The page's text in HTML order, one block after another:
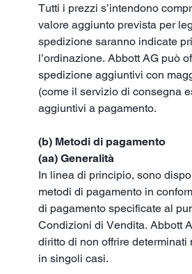
Tutti i prezzi s’intendono
valore aggiunto prevista per
spedizione saranno indicate
l’ordinazione. Abbott AG può
spedizione aggiuntivi con
(come il servizio di consegna
aggiuntivi a pagamento.
(b) Metodi di pagamento
(aa) Generalità
In linea di principio, sono
metodi di pagamento in
di pagamento specificate al
Condizioni di Vendita. Abbott
diritto di non offrire determinati
in singoli casi.